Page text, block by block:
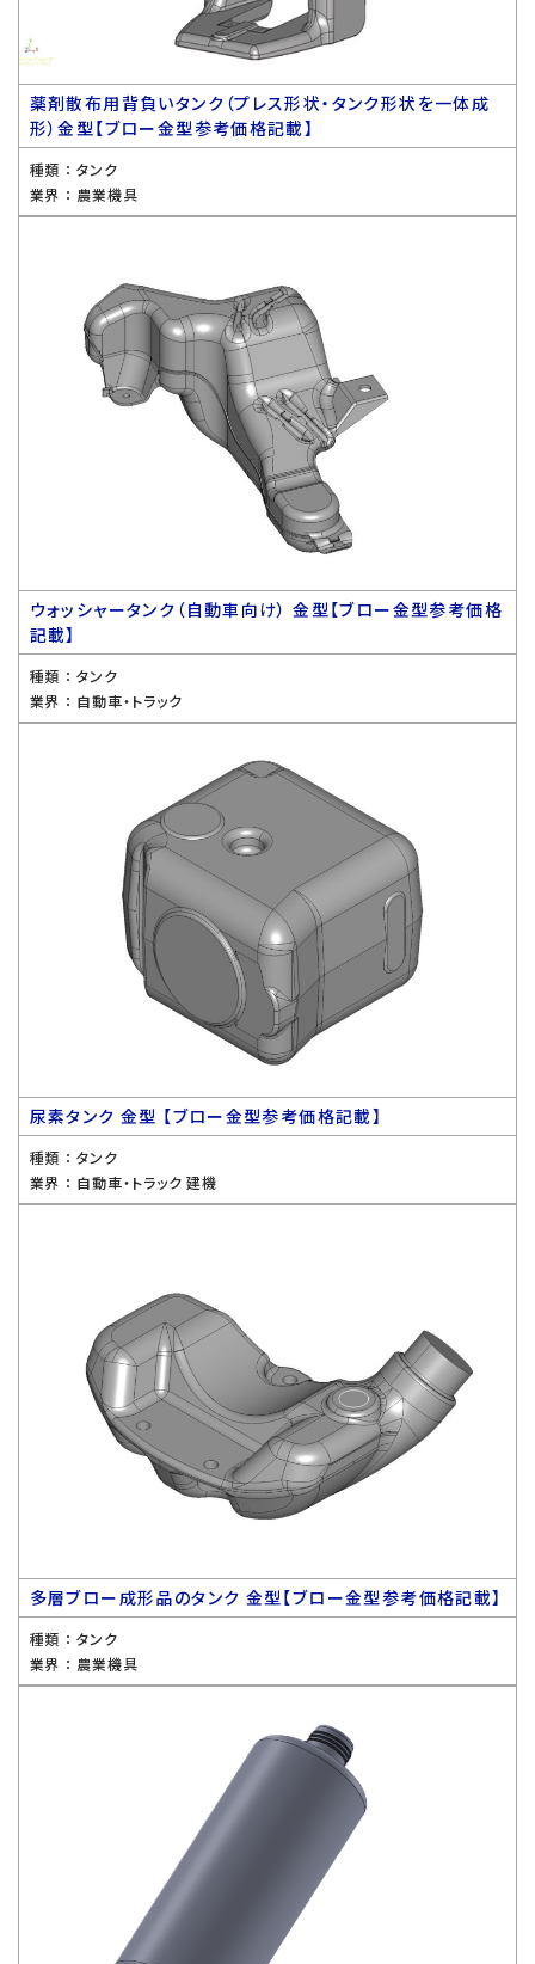
薬剤散布用背負いタンク（プレス形状・タンク形状を一体成
形）金型【ブロー金型参考価格記載】
種類 ： タンク
業界 ： 農業機具
ウォッシャータンク（自動車向け） 金型【ブロー金型参考価格
記載】
種類 ： タンク
業界 ： 自動車・トラック
尿素タンク 金型 【ブロー金型参考価格記載】
種類 ： タンク
業界 ： 自動車・トラック 建機
多層ブロー成形品のタンク 金型【ブロー金型参考価格記載】
種類 ： タンク
業界 ： 農業機具